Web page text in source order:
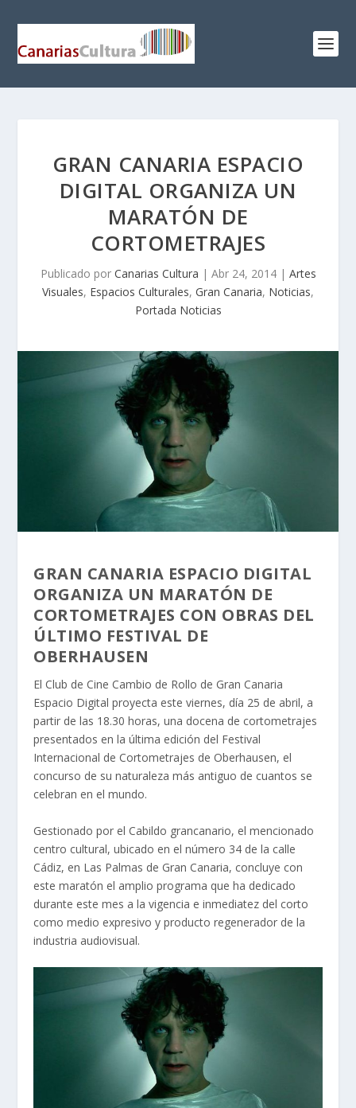
GRAN CANARIA ESPACIO
DIGITAL ORGANIZA UN
MARATÓN DE
CORTOMETRAJES
Publicado por Canarias Cultura | Abr 24, 2014| Artes
Visuales, Espacios Culturales, Gran Canaria, Noticias,
Portada Noticias
GRAN CANARIA ESPACIO DIGITAL
ORGANIZA UN MARATÓN DE
CORTOMETRAJES CON OBRAS DEL
ÚLTIMO FESTIVAL DE
OBERHAUSEN
El Club de Cine Cambio de Rollo de Gran Canaria
Espacio Digital proyecta este viernes, día 25 de abril, a
partir de las 18.30 horas, una docena de cortometrajes
presentados en la última edición del Festival
Internacional de Cortometrajes de Oberhausen, el
concurso de su naturaleza más antiguo de cuantos se
celebran en el mundo.
Gestionado por el Cabildo grancanario, el mencionado
centro cultural, ubicado en el número 34 de la calle
Cádiz, en Las Palmas de Gran Canaria, concluye con
este maratón el amplio programa que ha dedicado
durante este mes a la vigencia e inmediatez del corto
como medio expresivo y producto regenerador de la
industria audiovisual.